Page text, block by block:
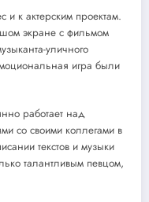
и к актерским проектам.
экране с фильмом
уличного
игра были
работает над
со своими коллегами в
текстов и музыки
талантливым певцом,